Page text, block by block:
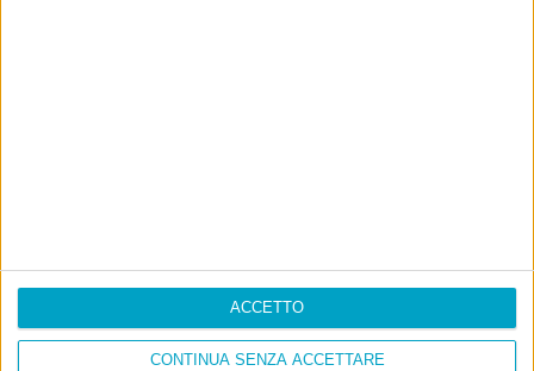
CONTINUA SENZA ACCETTARE
ACCETTO